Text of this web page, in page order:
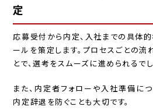
定
応募受付から内定、入社までの具体
ールを策定します。プロセスごとの
とで、選考をスムーズに進められるでし
また、内定者フォローや入社準備に
内定辞退を防ぐことも大切です。